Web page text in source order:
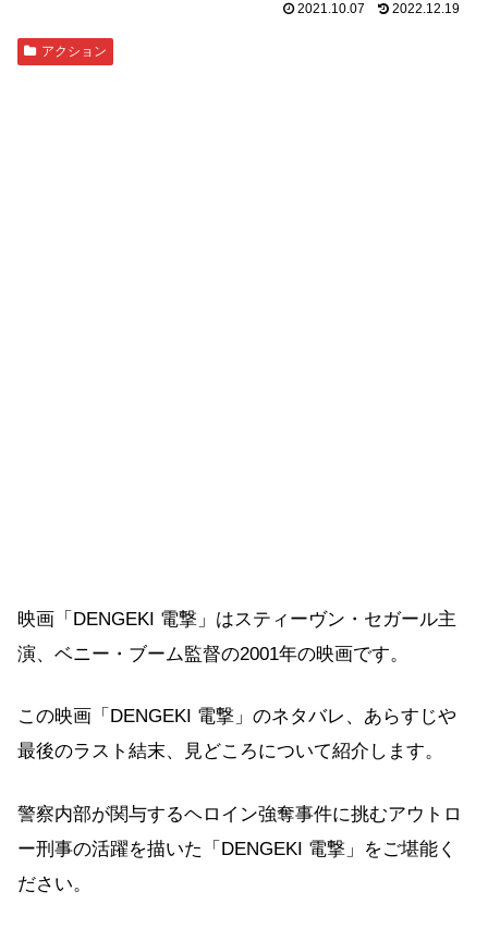
2021.10.07 2022.12.19
アクション
映画「DENGEKI 電撃」はスティーヴン・セガール主
演、ベニー・ブーム監督の2001年の映画です。
この映画「DENGEKI 電撃」のネタバレ、あらすじや
最後のラスト結末、見どころについて紹介します。
警察内部が関与するヘロイン強奪事件に挑むアウトロ
ー刑事の活躍を描いた「DENGEKI 電撃」をご堪能く
ださい。